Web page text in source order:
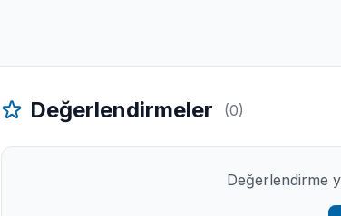
Değerlendirmeler (0)
Değerlendirme